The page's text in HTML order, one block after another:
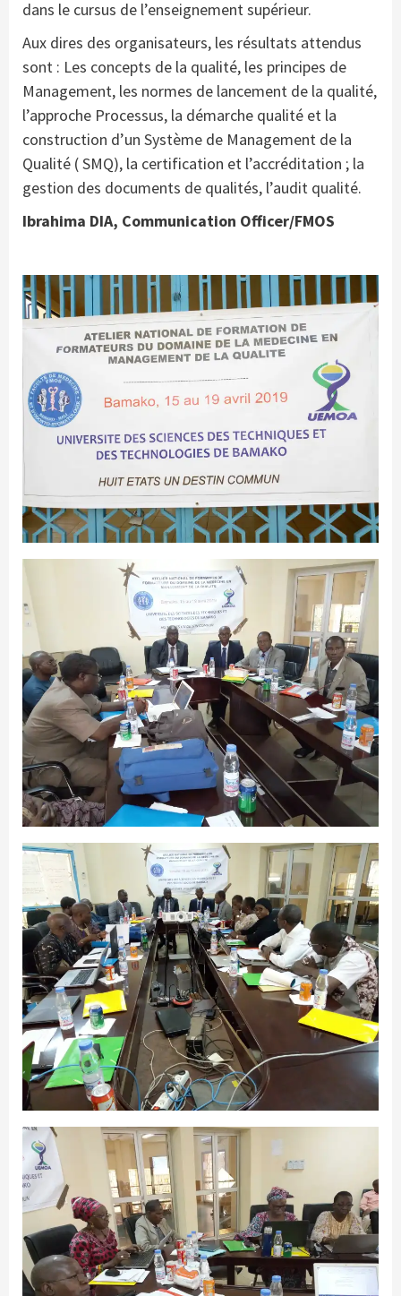
dans le cursus de l’enseignement supérieur.
Aux dires des organisateurs, les résultats attendus
sont : Les concepts de la qualité, les principes de
Management, les normes de lancement de la qualité,
l’approche Processus, la démarche qualité et la
construction d’un Système de Management de la
Qualité ( SMQ), la certification et l’accréditation ; la
gestion des documents de qualités, l’audit qualité.
Ibrahima DIA, Communication Officer/FMOS